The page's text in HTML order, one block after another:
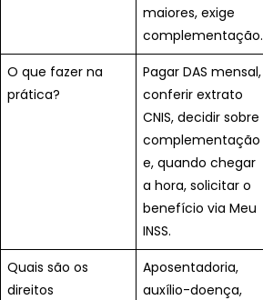
maiores, exige
complementação.
O que fazer na
prática?
Pagar DAS mensal,
conferir extrato
CNIS, decidir sobre
complementação
e, quando chegar
a hora, solicitar o
benefício via Meu
INSS.
Quais são os
direitos
Aposentadoria,
auxílio-doença,